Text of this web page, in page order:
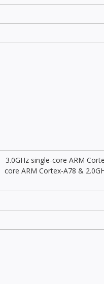
3.0GHz single-core ARM
core ARM Cortex-A78 &